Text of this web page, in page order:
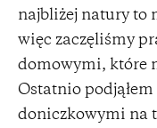
najbliżej natury to
więc zaczęliśmy
domowymi, które
Ostatnio
doniczkowymi na